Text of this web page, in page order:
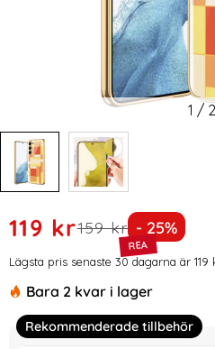
1 / 2
Handla denna produkt GKK
rea pris
119 krtidigare pris
159 kr Priset är
- 25%
Prishistorik
Lägsta pris senaste 30 dagarna är
Bara 2 kvar i lager
Rekommenderade tillbehör